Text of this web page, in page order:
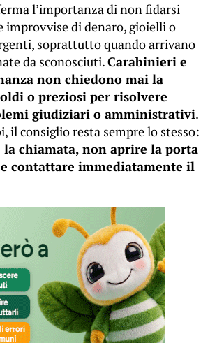
l’importanza di non fidarsi
improvvise di denaro, gioielli o
soprattutto quando arrivano
da sconosciuti.Carabinieri e
non chiedono mai la
o preziosi per risolvere
giudiziari o amministrativi.
il consiglio resta sempre lo stesso:
chiamata, non aprire la porta
contattare immediatamente il